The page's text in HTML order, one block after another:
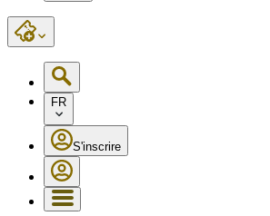
FR
S'inscrire